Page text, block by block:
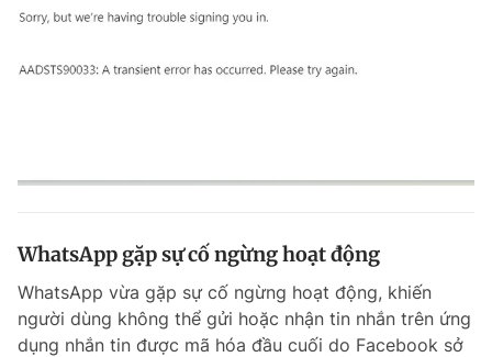
WhatsApp gặp sự cố ngừng hoạt động
WhatsApp vừa gặp sự cố ngừng hoạt động, khiến
người dùng không thể gửi hoặc nhận tin nhắn trên ứng
dụng nhắn tin được mã hóa đầu cuối do Facebook sở